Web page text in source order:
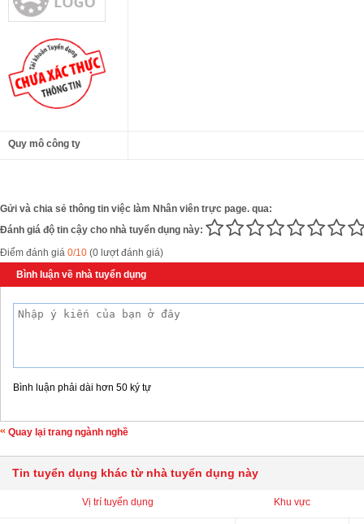
Quy mô công ty
Gửi và chia sẻ thông tin việc làm Nhân viên trực page. qua:
Đánh giá độ tin cậy cho nhà tuyển dụng này:
Điểm đánh giá 0/10 (0 lượt đánh giá)
Bình luận về nhà tuyển dụng
Bình luận phải dài hơn 50 ký tự
Quay lại trang ngành nghề
Tin tuyển dụng khác từ nhà tuyển dụng này
Vị trí tuyển dụng Khu vực